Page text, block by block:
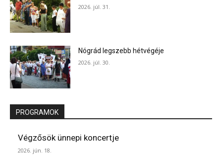
2026. júl. 31.
Nógrád legszebb hétvégéje
2026. júl. 30.
PROGRAMOK
Végzősök ünnepi koncertje
2026. jún. 18.